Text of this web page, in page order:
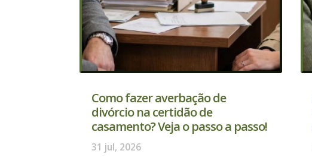
Como fazer averbação de
divórcio na certidão de
casamento? Veja o passo a passo!
31 jul, 2026